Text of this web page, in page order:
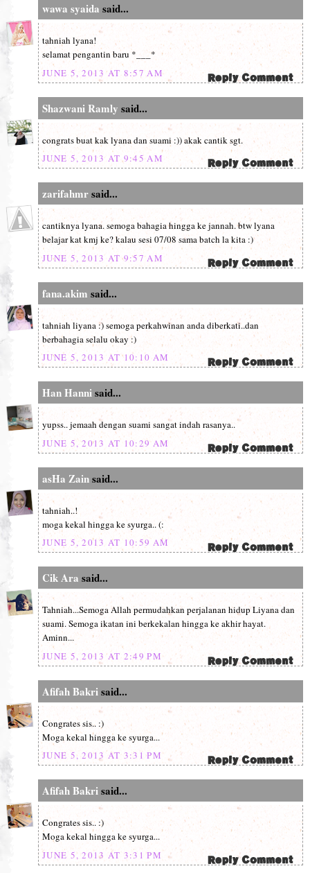
wawa syaida said...
tahniah lyana!
selamat pengantin baru *___*
JUNE 5, 2013 AT 8:57 AM
Shazwani Ramly said...
congrats buat kak lyana dan suami :)) akak cantik sgt.
JUNE 5, 2013 AT 9:45 AM
zarifahmrsaid...
cantiknya lyana. semoga bahagia hingga ke jannah. btw lyana
belajar kat kmj ke? kalau sesi 07/08 sama batch la kita :)
JUNE 5, 2013 AT 9:57 AM
fana.akim said...
tahniah liyana :) semoga perkahwinan anda diberkati..dan
berbahagia selalu okay :)
JUNE 5, 2013 AT 10:10 AM
Han Hannisaid...
yupss.. jemaah dengan suami sangat indah rasanya..
JUNE 5, 2013 AT 10:29 AM
asHa Zainsaid...
tahniah..!
moga kekal hingga ke syurga.. (:
JUNE 5, 2013 AT 10:59 AM
Cik Ara said...
Tahniah...Semoga Allah permudahkan perjalanan hidup Liyana dan
suami. Semoga ikatan ini berkekalan hingga ke akhir hayat.
Aminn...
JUNE 5, 2013 AT 2:49 PM
Afifah Bakrisaid...
Congrates sis.. :)
Moga kekal hingga ke syurga...
JUNE 5, 2013 AT 3:31 PM
Afifah Bakrisaid...
Congrates sis.. :)
Moga kekal hingga ke syurga...
JUNE 5, 2013 AT 3:31 PM